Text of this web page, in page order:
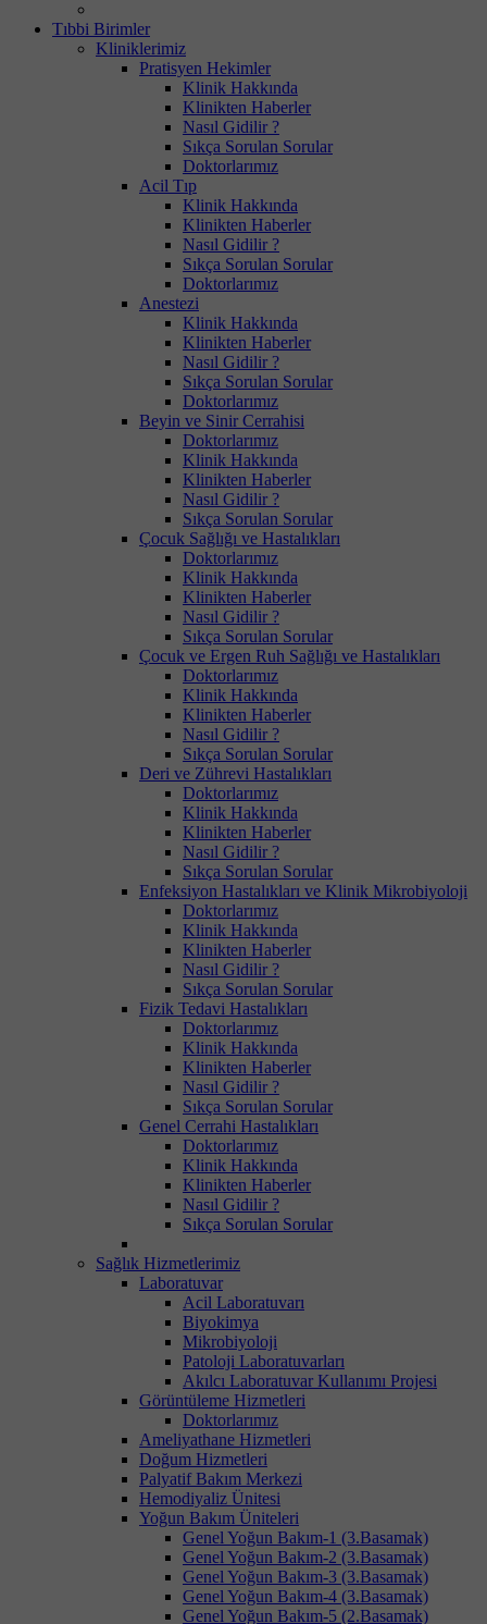
Tıbbi Birimler
Kliniklerimiz
Pratisyen Hekimler
Klinik Hakkında
Klinikten Haberler
Nasıl Gidilir ?
Sıkça Sorulan Sorular
Doktorlarımız
Acil Tıp
Klinik Hakkında
Klinikten Haberler
Nasıl Gidilir ?
Sıkça Sorulan Sorular
Doktorlarımız
Anestezi
Klinik Hakkında
Klinikten Haberler
Nasıl Gidilir ?
Sıkça Sorulan Sorular
Doktorlarımız
Beyin ve Sinir Cerrahisi
Doktorlarımız
Klinik Hakkında
Klinikten Haberler
Nasıl Gidilir ?
Sıkça Sorulan Sorular
Çocuk Sağlığı ve Hastalıkları
Doktorlarımız
Klinik Hakkında
Klinikten Haberler
Nasıl Gidilir ?
Sıkça Sorulan Sorular
Çocuk ve Ergen Ruh Sağlığı ve Hastalıkları
Doktorlarımız
Klinik Hakkında
Klinikten Haberler
Nasıl Gidilir ?
Sıkça Sorulan Sorular
Deri ve Zührevi Hastalıkları
Doktorlarımız
Klinik Hakkında
Klinikten Haberler
Nasıl Gidilir ?
Sıkça Sorulan Sorular
Enfeksiyon Hastalıkları ve Klinik Mikrobiyoloji
Doktorlarımız
Klinik Hakkında
Klinikten Haberler
Nasıl Gidilir ?
Sıkça Sorulan Sorular
Fizik Tedavi Hastalıkları
Doktorlarımız
Klinik Hakkında
Klinikten Haberler
Nasıl Gidilir ?
Sıkça Sorulan Sorular
Genel Cerrahi Hastalıkları
Doktorlarımız
Klinik Hakkında
Klinikten Haberler
Nasıl Gidilir ?
Sıkça Sorulan Sorular
Sağlık Hizmetlerimiz
Laboratuvar
Acil Laboratuvarı
Biyokimya
Mikrobiyoloji
Patoloji Laboratuvarları
Akılcı Laboratuvar Kullanımı Projesi
Görüntüleme Hizmetleri
Doktorlarımız
Ameliyathane Hizmetleri
Doğum Hizmetleri
Palyatif Bakım Merkezi
Hemodiyaliz Ünitesi
Yoğun Bakım Üniteleri
Genel Yoğun Bakım-1 (3.Basamak)
Genel Yoğun Bakım-2 (3.Basamak)
Genel Yoğun Bakım-3 (3.Basamak)
Genel Yoğun Bakım-4 (3.Basamak)
Genel Yoğun Bakım-5 (2.Basamak)